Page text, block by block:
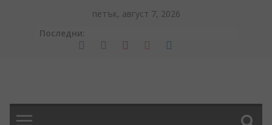
петък, август 7, 2026
Последни: